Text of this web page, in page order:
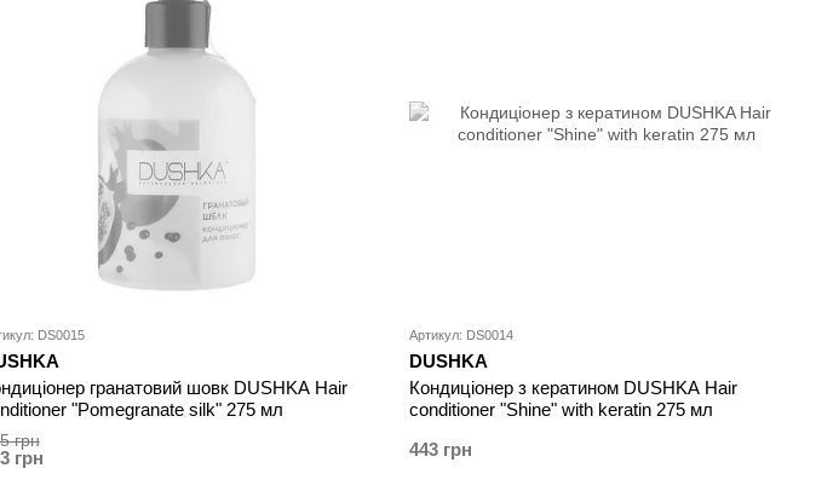
DS0015
гранатовий шовк DUSHKA Hair
"Pomegranate silk" 275 мл
грн
грн
Артикул: DS0014
DUSHKA
Кондиціонер з кератином DUSHKA Hair
conditioner "Shine" with keratin 275 мл
443 грн